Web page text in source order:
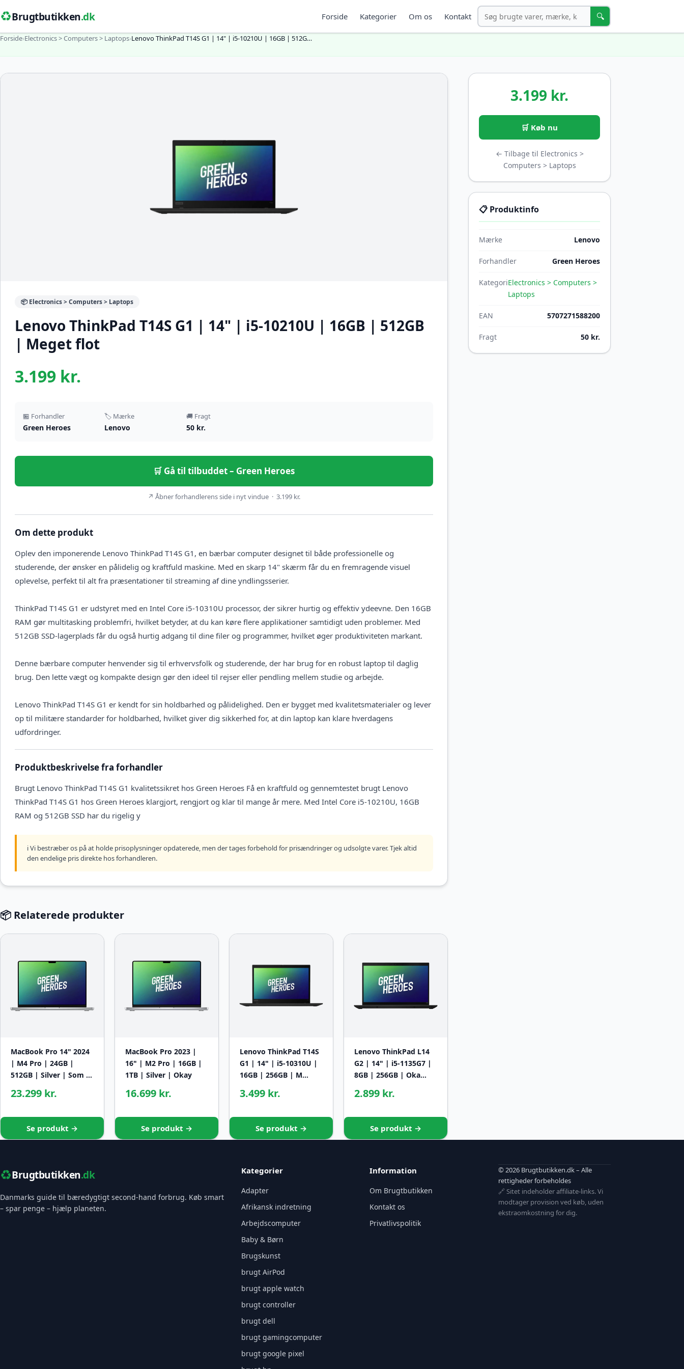
♻️Brugtbutikken.dk Forside Kategorier Om os Kontakt Søg 🔍
Forside›Electronics > Computers > Laptops›Lenovo ThinkPad T14S G1 | 14" | i5-10210U | 16GB | 512G…
📦 Electronics > Computers > Laptops
Lenovo ThinkPad T14S G1 | 14" | i5-10210U | 16GB | 512GB
| Meget flot
3.199 kr.
🏪 Forhandler
Green Heroes
🏷️ Mærke
Lenovo
🚚 Fragt
50 kr.
🛒 Gå til tilbuddet – Green Heroes
↗ Åbner forhandlerens side i nyt vindue · 3.199 kr.
Om dette produkt
Oplev den imponerende Lenovo ThinkPad T14S G1, en bærbar computer designet til både professionelle og
studerende, der ønsker en pålidelig og kraftfuld maskine. Med en skarp 14" skærm får du en fremragende visuel
oplevelse, perfekt til alt fra præsentationer til streaming af dine yndlingsserier.
ThinkPad T14S G1 er udstyret med en Intel Core i5-10310U processor, der sikrer hurtig og effektiv ydeevne. Den 16GB
RAM gør multitasking problemfri, hvilket betyder, at du kan køre flere applikationer samtidigt uden problemer. Med
512GB SSD-lagerplads får du også hurtig adgang til dine filer og programmer, hvilket øger produktiviteten markant.
Denne bærbare computer henvender sig til erhvervsfolk og studerende, der har brug for en robust laptop til daglig
brug. Den lette vægt og kompakte design gør den ideel til rejser eller pendling mellem studie og arbejde.
Lenovo ThinkPad T14S G1 er kendt for sin holdbarhed og pålidelighed. Den er bygget med kvalitetsmaterialer og lever
op til militære standarder for holdbarhed, hvilket giver dig sikkerhed for, at din laptop kan klare hverdagens
udfordringer.
Produktbeskrivelse fra forhandler
Brugt Lenovo ThinkPad T14S G1 kvalitetssikret hos Green Heroes Få en kraftfuld og gennemtestet brugt Lenovo
ThinkPad T14S G1 hos Green Heroes klargjort, rengjort og klar til mange år mere. Med Intel Core i5-10210U, 16GB
RAM og 512GB SSD har du rigelig y
ℹ️ Vi bestræber os på at holde prisoplysninger opdaterede, men der tages forbehold for prisændringer og udsolgte varer. Tjek altid
den endelige pris direkte hos forhandleren.
📦 Relaterede produkter
MacBook Pro 14" 2024
| M4 Pro | 24GB |
512GB | Silver | Som …
23.299 kr.
Se produkt →
MacBook Pro 2023 |
16" | M2 Pro | 16GB |
1TB | Silver | Okay
16.699 kr.
Se produkt →
Lenovo ThinkPad T14S
G1 | 14" | i5-10310U |
16GB | 256GB | M…
3.499 kr.
Se produkt →
Lenovo ThinkPad L14
G2 | 14" | i5-1135G7 |
8GB | 256GB | Oka…
2.899 kr.
Se produkt →
3.199 kr.
🛒 Køb nu
← Tilbage til Electronics >
Computers > Laptops
📋 Produktinfo
Mærke Lenovo
Forhandler Green Heroes
KategoriElectronics > Computers >
Laptops
EAN 5707271588200
Fragt 50 kr.
♻️Brugtbutikken.dk
Danmarks guide til bæredygtigt second-hand forbrug. Køb smart
– spar penge – hjælp planeten.
Kategorier
Adapter
Afrikansk indretning
Arbejdscomputer
Baby & Børn
Brugskunst
brugt AirPod
brugt apple watch
brugt controller
brugt dell
brugt gamingcomputer
brugt google pixel
Information
Om Brugtbutikken
Kontakt os
Privatlivspolitik
© 2026 Brugtbutikken.dk – Alle
rettigheder forbeholdes
🔗 Sitet indeholder affiliate-links. Vi
modtager provision ved køb, uden
ekstraomkostning for dig.